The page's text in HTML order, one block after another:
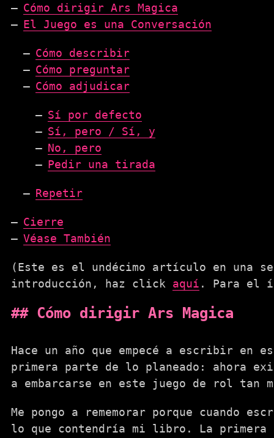
Cómo dirigir Ars Magica
El Juego es una Conversación
Cómo describir
Cómo preguntar
Cómo adjudicar
Sí por defecto
Sí, pero / Sí, y
No, pero
Pedir una tirada
Repetir
Cierre
Véase También
(Este es el undécimo artículo en una
introducción, haz click aquí . Para el
Cómo dirigir Ars Magica
Hace un año que empecé a escribir
primera parte de lo planeado: ahora
a embarcarse en este juego de rol tan
Me pongo a rememorar porque cuando
lo que contendría mi libro. La primera